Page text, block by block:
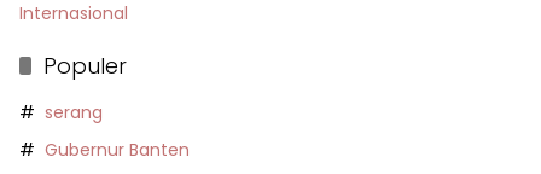
Internasional
Populer
serang
Gubernur Banten